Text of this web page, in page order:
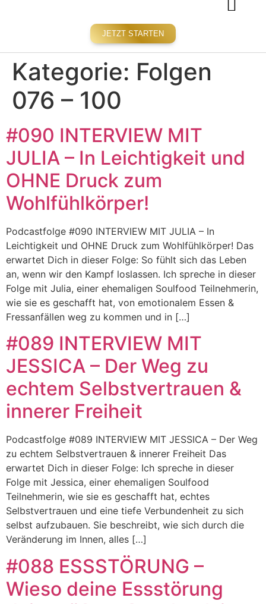
JETZT STARTEN
Kategorie: Folgen
076 – 100
#090 INTERVIEW MIT
JULIA – In Leichtigkeit und
OHNE Druck zum
Wohlfühlkörper!
Podcastfolge #090 INTERVIEW MIT JULIA – In
Leichtigkeit und OHNE Druck zum Wohlfühlkörper! Das
erwartet Dich in dieser Folge: So fühlt sich das Leben
an, wenn wir den Kampf loslassen. Ich spreche in dieser
Folge mit Julia, einer ehemaligen Soulfood Teilnehmerin,
wie sie es geschafft hat, von emotionalem Essen &
Fressanfällen weg zu kommen und in […]
#089 INTERVIEW MIT
JESSICA – Der Weg zu
echtem Selbstvertrauen &
innerer Freiheit
Podcastfolge #089 INTERVIEW MIT JESSICA – Der Weg
zu echtem Selbstvertrauen & innerer Freiheit Das
erwartet Dich in dieser Folge: Ich spreche in dieser
Folge mit Jessica, einer ehemaligen Soulfood
Teilnehmerin, wie sie es geschafft hat, echtes
Selbstvertrauen und eine tiefe Verbundenheit zu sich
selbst aufzubauen. Sie beschreibt, wie sich durch die
Veränderung im Innen, alles […]
#088 ESSSTÖRUNG –
Wieso deine Essstörung